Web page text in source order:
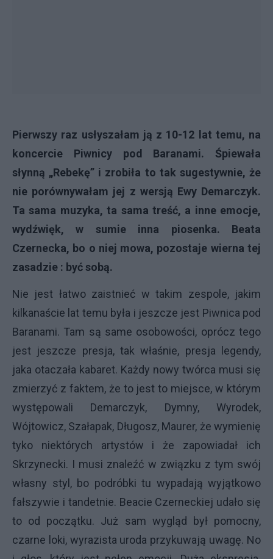
Pierwszy raz usłyszałam ją z 10-12 lat temu, na
koncercie Piwnicy pod Baranami. Śpiewała
słynną „Rebekę” i zrobiła to tak sugestywnie, że
nie porównywałam jej z wersją Ewy Demarczyk.
Ta sama muzyka, ta sama treść, a inne emocje,
wydźwięk, w sumie inna piosenka. Beata
Czernecka, bo o niej mowa, pozostaje wierna tej
zasadzie : być sobą.
Nie jest łatwo zaistnieć w takim zespole, jakim
kilkanaście lat temu była i jeszcze jest Piwnica pod
Baranami. Tam są same osobowości, oprócz tego
jest jeszcze presja, tak właśnie, presja legendy,
jaka otaczała kabaret. Każdy nowy twórca musi się
zmierzyć z faktem, że to jest to miejsce, w którym
występowali Demarczyk, Dymny, Wyrodek,
Wójtowicz, Szałapak, Długosz, Maurer, że wymienię
tyko niektórych artystów i że zapowiadał ich
Skrzynecki. I musi znaleźć w związku z tym swój
własny styl, bo podróbki tu wypadają wyjątkowo
fałszywie i tandetnie. Beacie Czerneckiej udało się
to od początku. Już sam wygląd był pomocny,
czarne loki, wyrazista uroda przykuwają uwagę. No